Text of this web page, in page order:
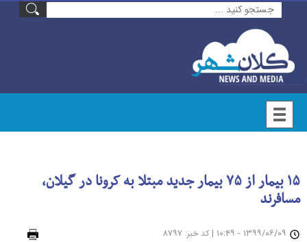
۱۵ بیمار از ۷۵ بیمار جدید مبتلا به کرونا در گیلان،
مسافرند
| کد خبر: ۸۷۹۷